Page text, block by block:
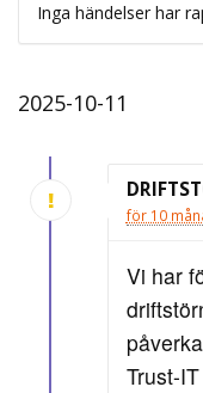
Inga händelser har
2025-10-11
för 10
Vi har
Trust-